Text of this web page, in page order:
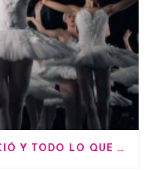
DANZA CLÁSICA: DÓNDE NACIÓ Y TODO LO QUE DEBES SABER